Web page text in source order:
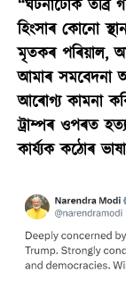
“ঘটনাটোক তীব্ৰ
হিংসাৰ কোনো
মৃতকৰ পৰিয়াল,
আমাৰ সমবেদনা
আৰোগ্য কামনা
ট্ৰাম্পৰ ওপৰত
কাৰ্য্যক কঠোৰ